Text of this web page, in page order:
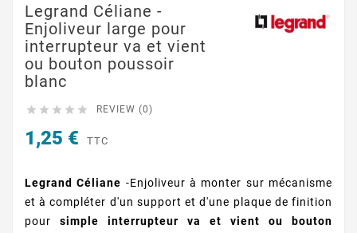
Legrand Céliane -
Enjoliveur large pour
interrupteur va et vient
ou bouton poussoir
blanc
     REVIEW (0)
1,25 € TTC
Legrand Céliane -Enjoliveur à monter sur mécanisme
et à compléter d'un support et d'une plaque de finition
pour simple interrupteur va et vient ou bouton